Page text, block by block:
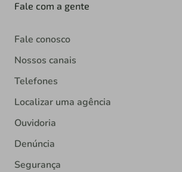
Fale com a gente
Fale conosco
Nossos canais
Telefones
Localizar uma agência
Ouvidoria
Denúncia
Segurança